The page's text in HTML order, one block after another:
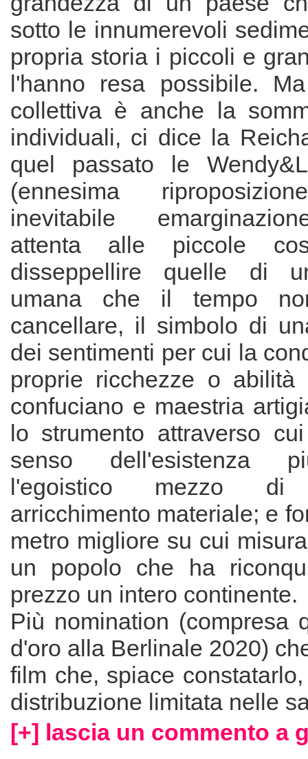
sotto le innumerevoli
propria storia i piccoli e
l'hanno resa possibile.
collettiva è anche la
individuali, ci dice la
quel passato le
(ennesima
inevitabile
attenta alle piccole
disseppellire quelle di
umana che il tempo
cancellare, il simbolo di
dei sentimenti per cui la
proprie ricchezze o abilità
confuciano e maestria
lo strumento attraverso
senso dell'esistenza
l'egoistico mezzo
arricchimento materiale; e
metro migliore su cui
un popolo che ha
prezzo un intero continente.
Più nomination (compresa
d'oro alla Berlinale 2020)
film che, spiace
distribuzione limitata nelle
[+] lascia un commento a